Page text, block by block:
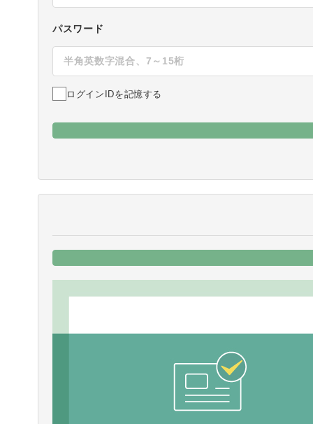
パスワード
ログインIDを記憶する